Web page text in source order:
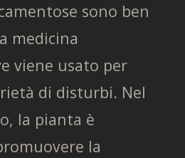
sono ben
medicina
viene usato per
di disturbi. Nel
la pianta è
la